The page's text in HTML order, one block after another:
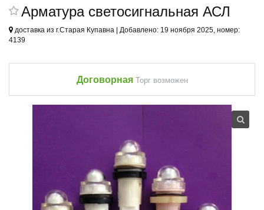
Арматура светосигнальная АСЛ
доставка из г.Старая Купавна | Добавлено: 19 ноября 2025, номер:
4139
Договорная Торг возможен